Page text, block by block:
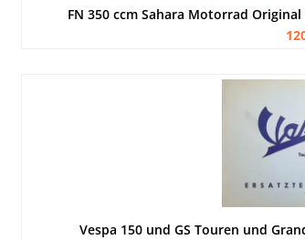
FN 350 ccm Sahara Motorrad
Vespa 150 und GS Touren und